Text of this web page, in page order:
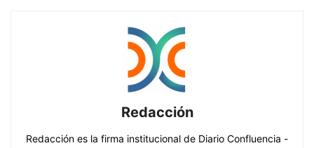
Redacción
Redacción es la firma institucional de Diario Confluencia -